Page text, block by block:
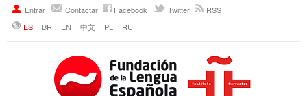
Entrar Contactar Facebook Twitter
RSS
ES
BR EN 中文 PL RU